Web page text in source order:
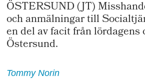
ÖSTERSUND (JT)
och anmälningar till
en del av facit från
Östersund.
Tommy Norin